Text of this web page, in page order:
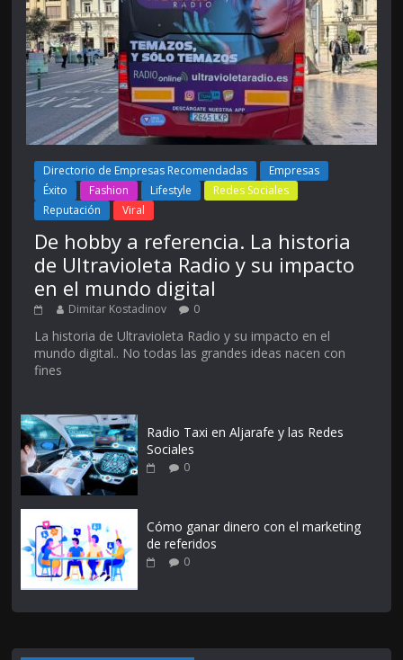
Directorio de Empresas Recomendadas
Empresas
Éxito
Fashion Lifestyle
Redes Sociales
Reputación
Viral
De hobby a referencia. La historia
de Ultravioleta Radio y su impacto
en el mundo digital
Dimitar Kostadinov 0
La historia de Ultravioleta Radio y su impacto en el
mundo digital.. No todas las grandes ideas nacen con
fines
Radio Taxi en Aljarafe y las Redes
Sociales
0
Cómo ganar dinero con el marketing
de referidos
0